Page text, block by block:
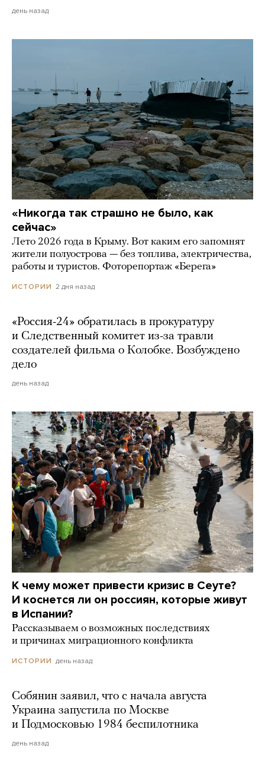
день назад
«Никогда так страшно не было, как
сейчас»
Лето 2026 года в Крыму. Вот каким его запомнят
жители полуострова — без топлива, электричества,
работы и туристов. Фоторепортаж «Берега»
ИСТОРИИ 2 дня назад
«Россия-24» обратилась в прокуратуру
и Следственный комитет из-за травли
создателей фильма о Колобке. Возбуждено
дело
день назад
К чему может привести кризис в Сеуте?
И коснется ли он россиян, которые живут
в Испании?
Рассказываем о возможных последствиях
и причинах миграционного конфликта
ИСТОРИИ день назад
Собянин заявил, что с начала августа
Украина запустила по Москве
и Подмосковью 1984 беспилотника
день назад